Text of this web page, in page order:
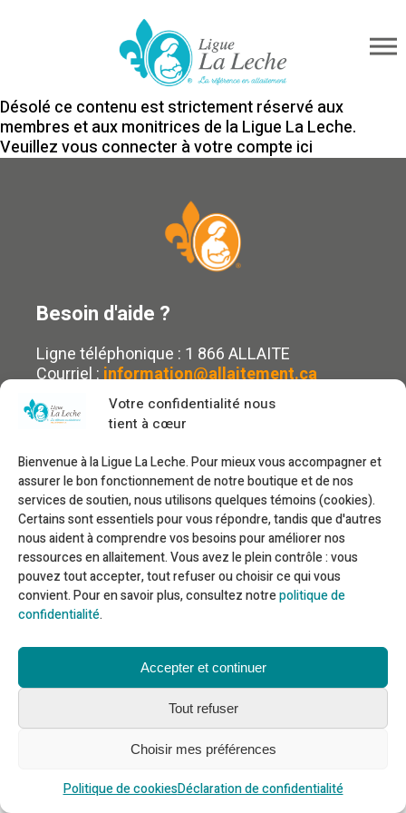
Votre confidentialité nous
tient à cœur
Bienvenue à la Ligue La Leche. Pour mieux vous accompagner et
assurer le bon fonctionnement de notre boutique et de nos
services de soutien, nous utilisons quelques témoins (cookies).
Certains sont essentiels pour vous répondre, tandis que d'autres
nous aident à comprendre vos besoins pour améliorer nos
ressources en allaitement. Vous avez le plein contrôle : vous
pouvez tout accepter, tout refuser ou choisir ce qui vous
convient. Pour en savoir plus, consultez notrepolitique de
confidentialité.
Accepter et continuer
Tout refuser
Choisir mes préférences
Politique de cookiesDéclaration de confidentialité
Désolé ce contenu est strictement réservé aux
membres et aux monitrices de la Ligue La Leche.
Veuillez vous connecter à votre compte ici
Besoin d'aide ?
Ligne téléphonique : 1 866 ALLAITE
Courriel :information@allaitement.ca
Trouver du soutien
Trouver une réponse à vos questions
Ressources en allaitement sur le web
À Propos
Rapport annuel 2024-2025
Politiques et règlements
Code de conduite
Politique de confidentialité
Suivez-nous